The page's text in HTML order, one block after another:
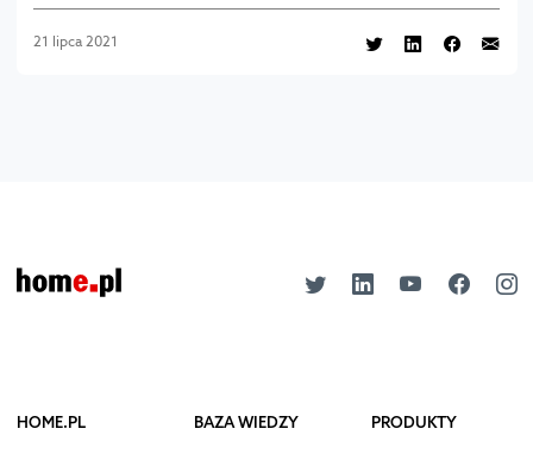
21 lipca 2021
HOME.PL BAZA WIEDZY PRODUKTY